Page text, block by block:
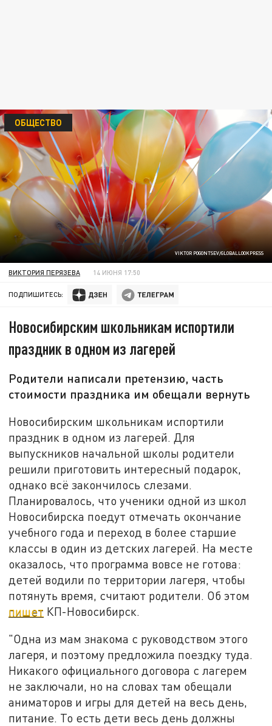
VIKTOR POGONTSEV/GLOBALLOOKPRESS
ОБЩЕСТВО
ВИКТОРИЯ ПЕРЯЗЕВА 14 ИЮНЯ 17:50
ПОДПИШИТЕСЬ:
Новосибирским школьникам испортили
праздник в одном из лагерей
Родители написали претензию, часть
стоимости праздника им обещали вернуть
Новосибирским школьникам испортили
праздник в одном из лагерей. Для
выпускников начальной школы родители
решили приготовить интересный подарок,
однако всё закончилось слезами.
Планировалось, что ученики одной из школ
Новосибирска поедут отмечать окончание
учебного года и переход в более старшие
классы в один из детских лагерей. На месте
оказалось, что программа вовсе не готова:
детей водили по территории лагеря, чтобы
потянуть время, считают родители. Об этом
пишет КП-Новосибирск.
"Одна из мам знакома с руководством этого
лагеря, и поэтому предложила поездку туда.
Никакого официального договора с лагерем
не заключали, но на словах там обещали
аниматоров и игры для детей на весь день,
питание. То есть дети весь день должны